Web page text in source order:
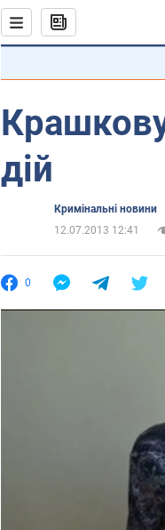
дій
Кримінальні новини
12.07.2013 12:41
0